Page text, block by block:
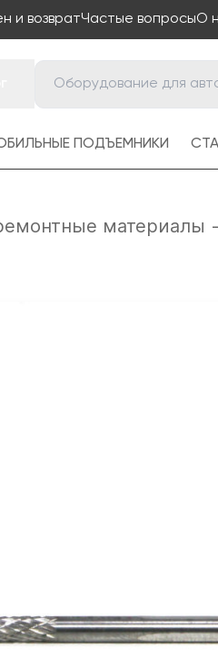
и возвратЧастые вопросыО
ПОДЪЕМНИКИ
материалы